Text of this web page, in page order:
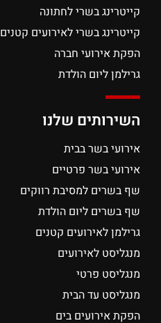
קייטרינג בשרי לחתונה
קייטרינג בשרי לאירועים קטנים
הפקת אירועי חברה
גרילמן ליום הולדת
השירותים שלנו
אירועי בשר בבית
אירועי בשר פרטיים
שף בשרים למסיבת רווקים
שף בשרים ליום הולדת
גרילמן לאירועים קטנים
מנגליסט לאירועים
מנגליסט פרטי
מנגליסט עד הבית
הפקת אירועים בים